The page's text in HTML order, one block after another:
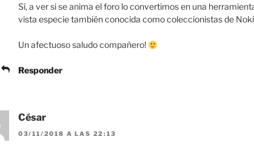
Sí, a ver si se anima el foro lo convertimos en una
vista especie también conocida como coleccionistas de
Un afectuoso saludo compañero!
Responder
César
03/11/2018 A LAS 22:13